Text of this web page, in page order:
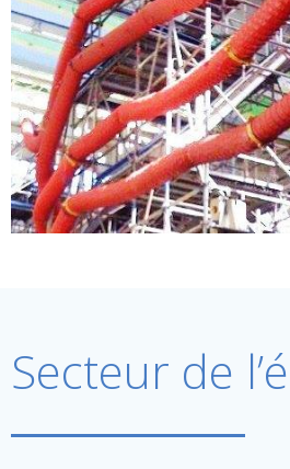
Secteur de